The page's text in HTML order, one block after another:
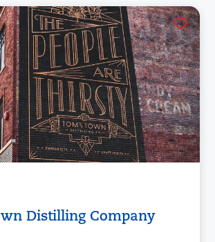
Distilling Company